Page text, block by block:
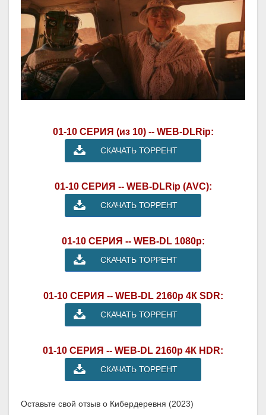
01-10 СЕРИЯ (из 10) -- WEB-DLRip:
СКАЧАТЬ ТОРРЕНТ
01-10 СЕРИЯ -- WEB-DLRip (AVC):
СКАЧАТЬ ТОРРЕНТ
01-10 СЕРИЯ -- WEB-DL 1080p:
СКАЧАТЬ ТОРРЕНТ
01-10 СЕРИЯ -- WEB-DL 2160p 4К SDR:
СКАЧАТЬ ТОРРЕНТ
01-10 СЕРИЯ -- WEB-DL 2160p 4К HDR:
СКАЧАТЬ ТОРРЕНТ
Оставьте свой отзыв о Кибердеревня (2023)